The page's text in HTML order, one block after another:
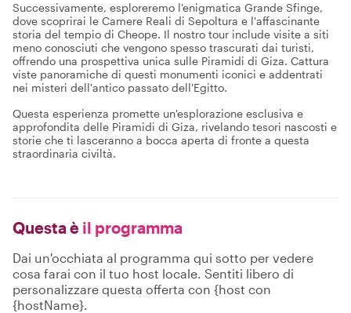
Successivamente, esploreremo l'enigmatica Grande Sfinge,
dove scoprirai le Camere Reali di Sepoltura e l'affascinante
storia del tempio di Cheope. Il nostro tour include visite a siti
meno conosciuti che vengono spesso trascurati dai turisti,
offrendo una prospettiva unica sulle Piramidi di Giza. Cattura
viste panoramiche di questi monumenti iconici e addentrati
nei misteri dell'antico passato dell'Egitto.
Questa esperienza promette un'esplorazione esclusiva e
approfondita delle Piramidi di Giza, rivelando tesori nascosti e
storie che ti lasceranno a bocca aperta di fronte a questa
straordinaria civiltà.
Questa è il programma
Dai un'occhiata al programma qui sotto per vedere
cosa farai con il tuo host locale. Sentiti libero di
personalizzare questa offerta con {host con
{hostName}.